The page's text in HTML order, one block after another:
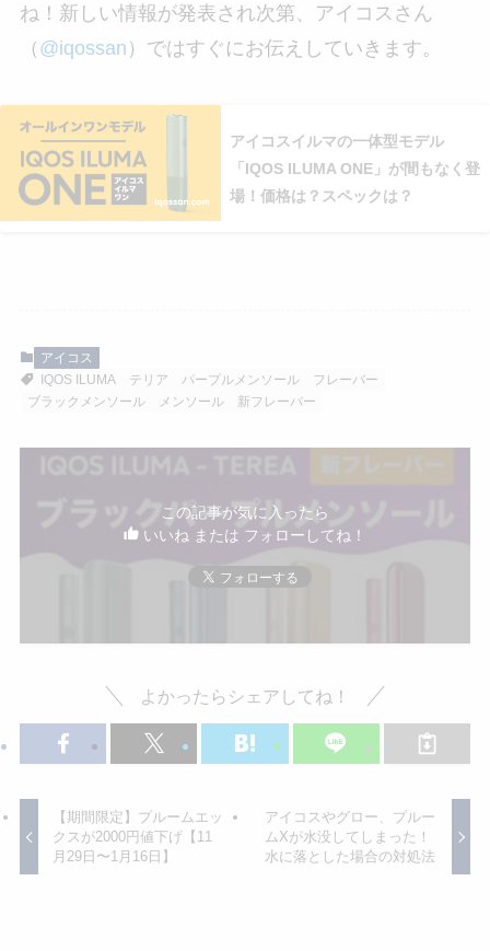
ね！新しい情報が発表され次第、アイコスさん
（ @iqossan ）ではすぐにお伝えしていきます。
アイコスイルマの一体型モデル
「IQOS ILUMA ONE」が間もなく登
場！価格は？スペックは？
アイコス
IQOS ILUMA
テリア パープルメンソール
フレーバー
ブラックメンソール
メンソール 新フレーバー
この記事が気に入ったら
いいね または フォローしてね！
よかったらシェアしてね！
【期間限定】プルームエッ
クスが2000円値下げ【11
月29日〜1月16日】
アイコスやグロー、プルー
ムXが水没してしまった！
水に落とした場合の対処法